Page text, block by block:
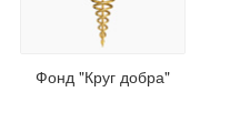
Фонд "Круг добра"